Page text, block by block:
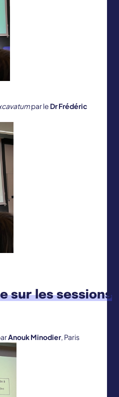
par le Dr Frédéric
sur les sessions
Anouk Minodier, Paris